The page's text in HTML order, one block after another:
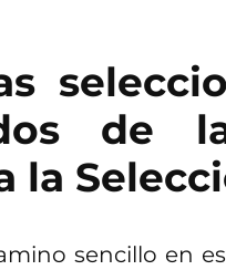
de
la
sencillo en